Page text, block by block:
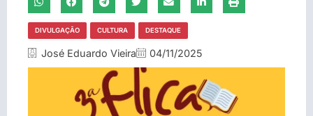
DIVULGAÇÃO CULTURA DESTAQUE
José Eduardo Vieira 04/11/2025